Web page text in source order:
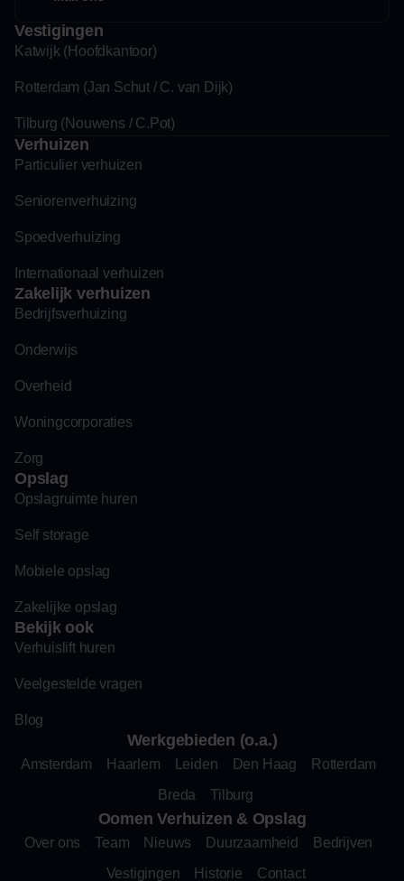
Vestigingen
Katwijk (Hoofdkantoor)
Rotterdam (Jan Schut / C. van Dijk)
Tilburg (Nouwens / C.Pot)
Verhuizen
Particulier verhuizen
Seniorenverhuizing
Spoedverhuizing
Internationaal verhuizen
Zakelijk verhuizen
Bedrijfsverhuizing
Onderwijs
Overheid
Woningcorporaties
Zorg
Opslag
Opslagruimte huren
Self storage
Mobiele opslag
Zakelijke opslag
Bekijk ook
Verhuislift huren
Veelgestelde vragen
Blog
Werkgebieden (o.a.)
Amsterdam Haarlem Leiden Den Haag
Rotterdam
Breda
Tilburg
Oomen Verhuizen & Opslag
Over ons Team Nieuws Duurzaamheid
Bedrijven
Vestigingen
Historie Contact